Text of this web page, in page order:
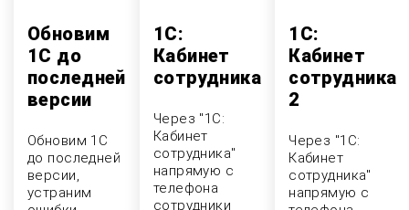
Обновим
1С до
последней
версии
Обновим 1С
до последней
версии,
устраним
1С:
Кабинет
сотрудника
Через "1С:
Кабинет
сотрудника"
напрямую с
телефона
сотрудники
1С:
Кабинет
сотрудника
2
Через "1С:
Кабинет
сотрудника"
напрямую с